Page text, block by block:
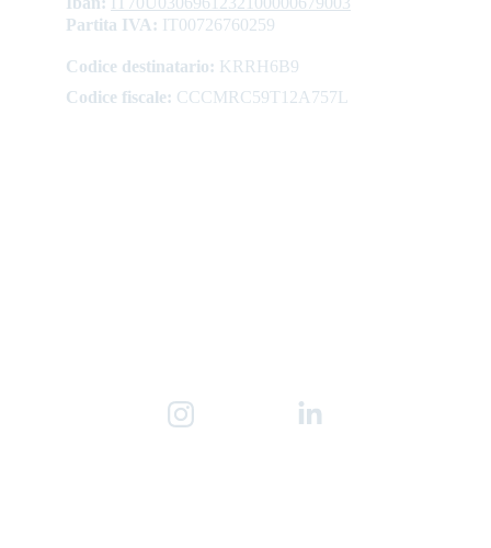
Partita IVA: IT00726760259
Codice destinatario: KRRH6B9
Codice fiscale: CCCMRC59T12A757L